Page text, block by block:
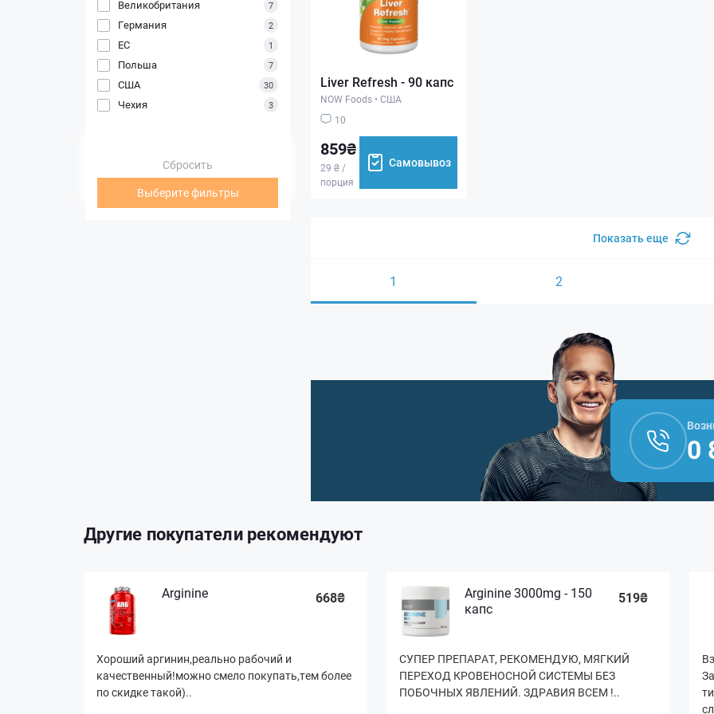
Великобритания 7
Германия 2
ЕС 1
Польша 7
США 30
Чехия 3
Сбросить
Выберите фильтры
Liver Refresh - 90 капс
NOW Foods • США
10
859₴
29 ₴ /
порция
Самовывоз
Показать еще
1 2
0
Другие покупатели рекомендуют
Arginine 668₴
Хороший аргинин,реально рабочий и
качественный!можно смело покупать,тем более
по скидке такой)..
Arginine 3000mg - 150
капс
519₴
СУПЕР ПРЕПАРАТ, РЕКОМЕНДУЮ, МЯГКИЙ
ПЕРЕХОД КРОВЕНОСНОЙ СИСТЕМЫ БЕЗ
ПОБОЧНЫХ ЯВЛЕНИЙ. ЗДРАВИЯ ВСЕМ !..